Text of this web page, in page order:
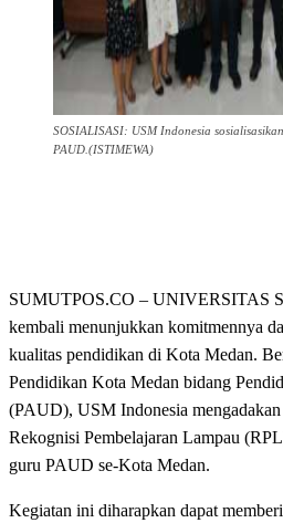
SOSIALISASI: USM Indonesia
PAUD.(ISTIMEWA)
SUMUTPOS.CO – UNIVERSITAS
kembali menunjukkan komitmennya
kualitas pendidikan di Kota Medan.
Pendidikan Kota Medan bidang
(PAUD), USM Indonesia mengadakan
Rekognisi Pembelajaran Lampau
guru PAUD se-Kota Medan.
Kegiatan ini diharapkan dapat